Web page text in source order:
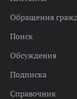
Обращения
Поиск
Обсуждения
Подписка
Справочник